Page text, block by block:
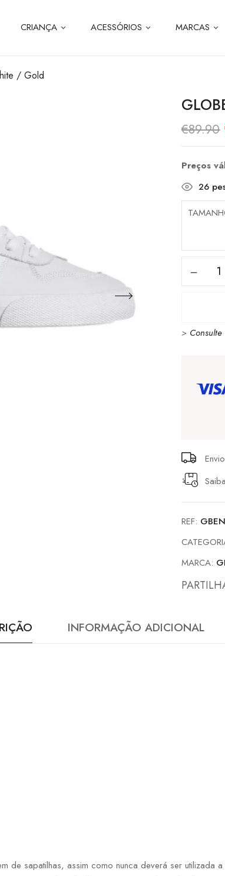
CRIANÇA ACESSÓRIOS MARCAS
/ Gold
€89.90
Preços
26
2
Gold
>
REF:
MARCA:
INFORMAÇÃO ADICIONAL
de sapatilhas, assim como nunca deverá ser